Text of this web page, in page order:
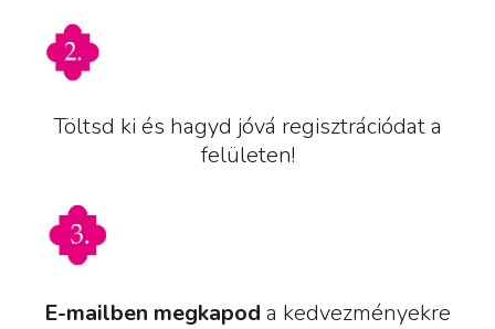
Töltsd ki és hagyd jóvá regisztrációdat a
felületen!
E-mailben megkapod a kedvezményekre